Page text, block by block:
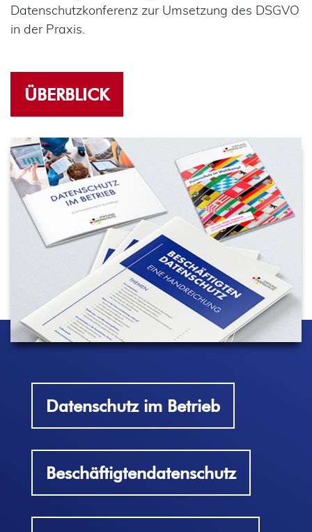
Datenschutzkonferenz zur Umsetzung des DSGVO
in der Praxis.
ÜBERBLICK
Datenschutz im Betrieb
Beschäftigten­datenschutz